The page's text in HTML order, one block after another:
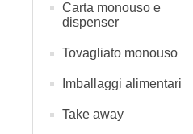
Carta monouso e
dispenser
Tovagliato monouso
Imballaggi alimentari
Take away